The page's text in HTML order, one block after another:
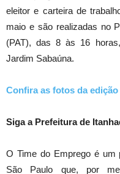
eleitor e carteira de
maio e são realizadas no
(PAT), das 8 às 16
Jardim Sabaúna.
Confira as fotos da
Siga a Prefeitura de
O Time do Emprego é um
São Paulo que, por